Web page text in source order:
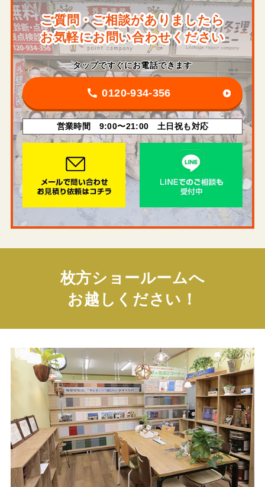
ご質問・ご相談がありましたら
お気軽にお問い合わせください
タップですぐにお電話できます
0120-934-356
営業時間 9:00〜21:00 土日祝も対応
枚方ショールームへ
お越しください！